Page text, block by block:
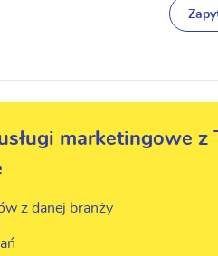
marketingowe z
z danej branży